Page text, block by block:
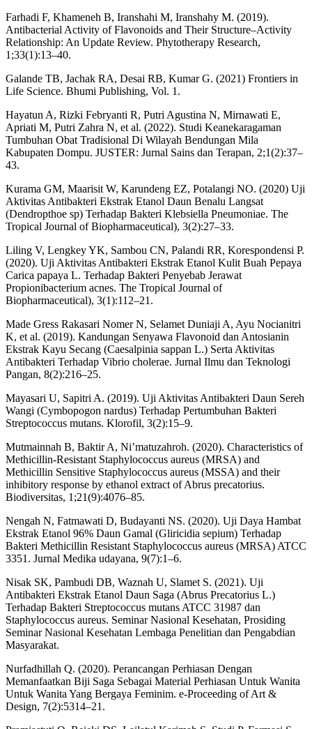
Farhadi F, Khameneh B, Iranshahi M, Iranshahy M. (2019).
Antibacterial Activity of Flavonoids and Their Structure–Activity
Relationship: An Update Review. Phytotherapy Research,
1;33(1):13–40.
Galande TB, Jachak RA, Desai RB, Kumar G. (2021) Frontiers in
Life Science. Bhumi Publishing, Vol. 1.
Hayatun A, Rizki Febryanti R, Putri Agustina N, Mirnawati E,
Apriati M, Putri Zahra N, et al. (2022). Studi Keanekaragaman
Tumbuhan Obat Tradisional Di Wilayah Bendungan Mila
Kabupaten Dompu. JUSTER: Jurnal Sains dan Terapan, 2;1(2):37–
43.
Kurama GM, Maarisit W, Karundeng EZ, Potalangi NO. (2020) Uji
Aktivitas Antibakteri Ekstrak Etanol Daun Benalu Langsat
(Dendropthoe sp) Terhadap Bakteri Klebsiella Pneumoniae. The
Tropical Journal of Biopharmaceutical), 3(2):27–33.
Liling V, Lengkey YK, Sambou CN, Palandi RR, Korespondensi P.
(2020). Uji Aktivitas Antibakteri Ekstrak Etanol Kulit Buah Pepaya
Carica papaya L. Terhadap Bakteri Penyebab Jerawat
Propionibacterium acnes. The Tropical Journal of
Biopharmaceutical), 3(1):112–21.
Made Gress Rakasari Nomer N, Selamet Duniaji A, Ayu Nocianitri
K, et al. (2019). Kandungan Senyawa Flavonoid dan Antosianin
Ekstrak Kayu Secang (Caesalpinia sappan L.) Serta Aktivitas
Antibakteri Terhadap Vibrio cholerae. Jurnal Ilmu dan Teknologi
Pangan, 8(2):216–25.
Mayasari U, Sapitri A. (2019). Uji Aktivitas Antibakteri Daun Sereh
Wangi (Cymbopogon nardus) Terhadap Pertumbuhan Bakteri
Streptococcus mutans. Klorofil, 3(2):15–9.
Mutmainnah B, Baktir A, Ni’matuzahroh. (2020). Characteristics of
Methicillin-Resistant Staphylococcus aureus (MRSA) and
Methicillin Sensitive Staphylococcus aureus (MSSA) and their
inhibitory response by ethanol extract of Abrus precatorius.
Biodiversitas, 1;21(9):4076–85.
Nengah N, Fatmawati D, Budayanti NS. (2020). Uji Daya Hambat
Ekstrak Etanol 96% Daun Gamal (Gliricidia sepium) Terhadap
Bakteri Methicillin Resistant Staphylococcus aureus (MRSA) ATCC
3351. Jurnal Medika udayana, 9(7):1–6.
Nisak SK, Pambudi DB, Waznah U, Slamet S. (2021). Uji
Antibakteri Ekstrak Etanol Daun Saga (Abrus Precatorius L.)
Terhadap Bakteri Streptococcus mutans ATCC 31987 dan
Staphylococcus aureus. Seminar Nasional Kesehatan, Prosiding
Seminar Nasional Kesehatan Lembaga Penelitian dan Pengabdian
Masyarakat.
Nurfadhillah Q. (2020). Perancangan Perhiasan Dengan
Memanfaatkan Biji Saga Sebagai Material Perhiasan Untuk Wanita
Untuk Wanita Yang Bergaya Feminim. e-Proceeding of Art &
Design, 7(2):5314–21.